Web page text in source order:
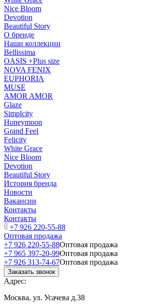
Nice Bloom
Devotion
Beautiful Story
О бренде
Наши коллекции
Bellissima
OASIS +Plus size
NOVA FENIX
EUPHORIA
MUSE
AMOR AMOR
Glaze
Simplcity
Honeymoon
Grand Feel
Felicity
White Grace
Nice Bloom
Devotion
Beautiful Story
История бренда
Новости
Вакансии
Контакты
Контакты
+7 926 220-55-88
Оптовая продажа
+7 926 220-55-88Оптовая продажа
+7 965 397-20-99Оптовая продажа
+7 926 313-74-67Оптовая продажа
Заказать звонок
Адрес:
Москва, ул. Усачева д.38